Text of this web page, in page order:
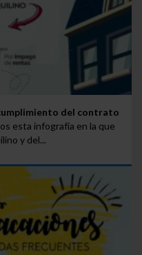
del contrato
esta infografía en la que
y del...